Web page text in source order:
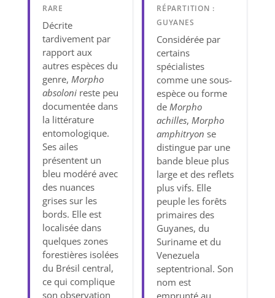
RARE
Décrite
tardivement par
rapport aux
autres espèces du
genre, Morpho
absolonireste peu
documentée dans
la littérature
entomologique.
Ses ailes
présentent un
bleu modéré avec
des nuances
grises sur les
bords. Elle est
localisée dans
quelques zones
forestières isolées
du Brésil central,
ce qui complique
son observation
RÉPARTITION :
GUYANES
Considérée par
certains
spécialistes
comme une sous-
espèce ou forme
de Morpho
achilles, Morpho
amphitryon se
distingue par une
bande bleue plus
large et des reflets
plus vifs. Elle
peuple les forêts
primaires des
Guyanes, du
Suriname et du
Venezuela
septentrional. Son
nom est
emprunté au